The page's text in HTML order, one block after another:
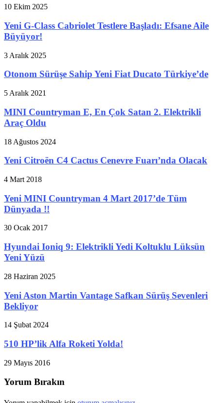
10 Ekim 2025
Yeni G-Class Cabriolet Testlere Başladı: Efsane Aile
Büyüyor!
3 Aralık 2025
Otonom Sürüşe Sahip Yeni Fiat Ducato Türkiye’de
5 Aralık 2021
MINI Countryman E, En Çok Satan 2. Elektrikli
Araç Oldu
18 Ağustos 2024
Yeni Citroën C4 Cactus Cenevre Fuarı’nda Olacak
4 Mart 2018
Yeni MINI Countryman 4 Mart 2017’de Tüm
Dünyada !!
30 Ocak 2017
Hyundai Ioniq 9: Elektrikli Yedi Koltuklu Lüksün
Yeni Yüzü
28 Haziran 2025
Yeni Aston Martin Vantage Safkan Sürüş Sevenleri
Bekliyor
14 Şubat 2024
510 HP’lik Alfa Roketi Yolda!
29 Mayıs 2016
Yorum Bırakın